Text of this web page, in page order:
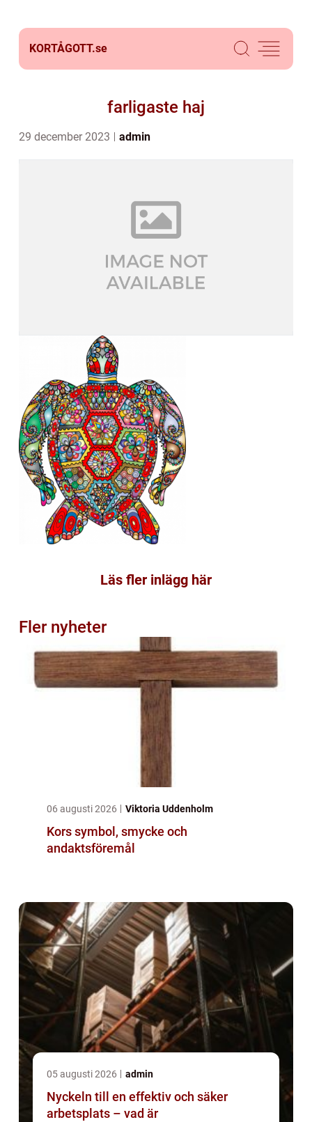
KORTÅGOTT.se
farligaste haj
29 december 2023 admin
Läs fler inlägg här
Fler nyheter
06 augusti 2026 Viktoria Uddenholm
Kors symbol, smycke och
andaktsföremål
05 augusti 2026 admin
Nyckeln till en effektiv och säker
arbetsplats – vad är